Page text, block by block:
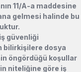
ın 11/A-a maddesine
gelmesi halinde bu
ş güvenliği
bilirkişilere dosya
öngördüğü koşullar
niteliğine göre iş